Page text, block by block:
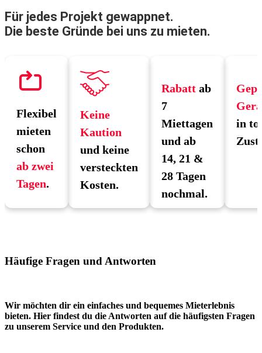
Für jedes Projekt gewappnet.
Die beste Gründe bei uns zu mieten.
Flexibel
mieten
schon
ab zwei
Tagen.
Keine
Kaution
und keine
versteckten
Kosten.
Rabatt ab
7
Miettagen
und ab
14, 21 &
28 Tagen
nochmal.
in
Häufige Fragen und Antworten
Wir möchten dir ein einfaches und bequemes Mieterlebnis
bieten. Hier findest du die Antworten auf die häufigsten Fragen
zu unserem Service und den Produkten.